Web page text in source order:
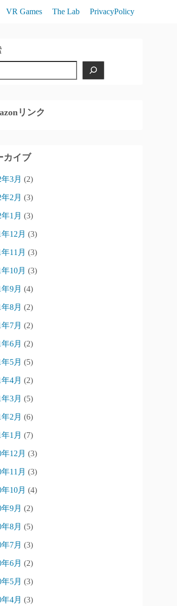
VR Games The Lab PrivacyPolicy
リンク
カイブ
3月 (2)
2月 (3)
1月 (3)
年12月 (3)
年11月 (3)
年10月 (3)
9月 (4)
8月 (2)
7月 (2)
6月 (2)
5月 (5)
4月 (2)
3月 (5)
2月 (6)
1月 (7)
年12月 (3)
年11月 (3)
年10月 (4)
9月 (2)
8月 (5)
7月 (3)
6月 (2)
5月 (3)
4月 (3)